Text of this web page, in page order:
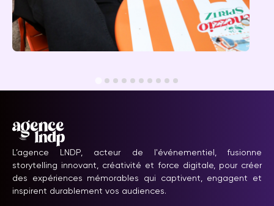
L’agence LNDP, acteur de l'événementiel, fusionne
storytelling innovant, créativité et force digitale, pour créer
des expériences mémorables qui captivent, engagent et
inspirent durablement vos audiences.